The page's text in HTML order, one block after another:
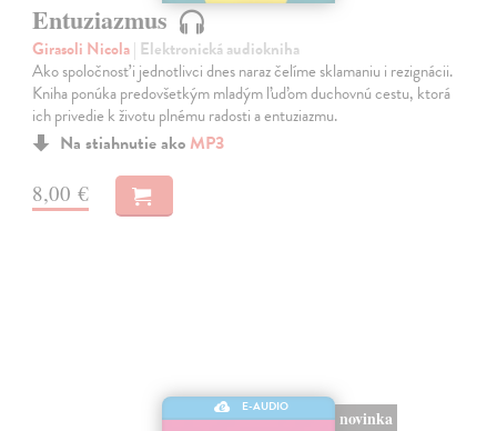
Entuziazmus
Girasoli Nicola| Elektronická audiokniha
Ako spoločnosť i jednotlivci dnes naraz čelíme sklamaniu i rezignácii.
Kniha ponúka predovšetkým mladým ľuďom duchovnú cestu, ktorá
ich privedie k životu plnému radosti a entuziazmu.
Na stiahnutie ako MP3
8,00 €
E-AUDIO
novinka